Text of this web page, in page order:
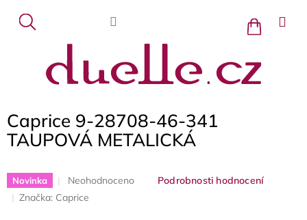
obsah
Nákupní
košík
Caprice 9-28708-46-341
TAUPOVÁ METALICKÁ
Novinka
Průměrné
produktu
Neohodnoceno
Podrobnosti hodnocení
Značka: Caprice